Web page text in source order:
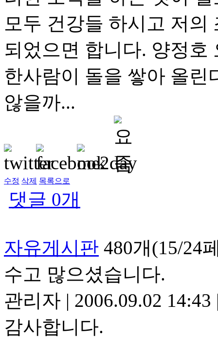
모두 건강들 하시고 저의
되었으면 합니다. 양정호
한사람이 돌을 쌓아 올린
않을까...
수정 삭제 목록으로
댓글 0개
자유게시판 480개(15/24
수고 많으셨습니다.
관리자 | 2006.09.02 14:43
감사합니다.